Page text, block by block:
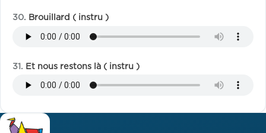
Brouillard ( instru )
Et nous restons là ( instru )